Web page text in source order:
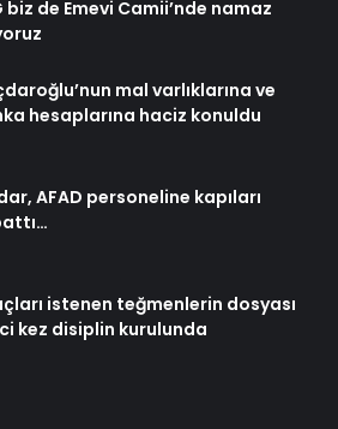
biz de Emevi Camii’nde namaz
mal varlıklarına ve
hesaplarına haciz konuldu
AFAD personeline kapıları
istenen teğmenlerin dosyası
kez disiplin kurulunda